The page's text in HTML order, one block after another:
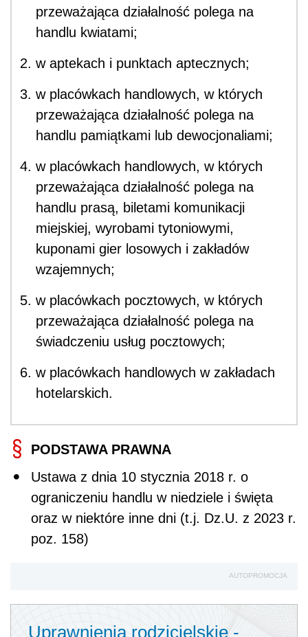
przeważająca działalność polega na
handlu kwiatami;
w aptekach i punktach aptecznych;
w placówkach handlowych, w których
przeważająca działalność polega na
handlu pamiątkami lub dewocjonaliami;
w placówkach handlowych, w których
przeważająca działalność polega na
handlu prasą, biletami komunikacji
miejskiej, wyrobami tytoniowymi,
kuponami gier losowych i zakładów
wzajemnych;
w placówkach pocztowych, w których
przeważająca działalność polega na
świadczeniu usług pocztowych;
w placówkach handlowych w zakładach
hotelarskich.
PODSTAWA PRAWNA
Ustawa z dnia 10 stycznia 2018 r. o
ograniczeniu handlu w niedziele i święta
oraz w niektóre inne dni (t.j. Dz.U. z 2023 r.
poz. 158)
AUTOPROMOCJA
Uprawnienia rodzicielskie -